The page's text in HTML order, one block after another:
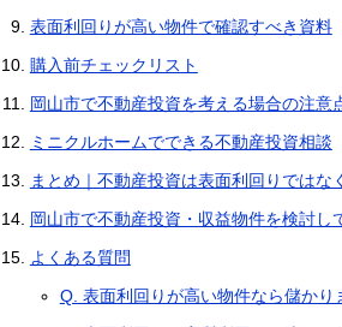
表面利回りが高い物件で確認すべき資料
購入前チェックリスト
岡山市で不動産投資を考える場合の注意
ミニクルホームでできる不動産投資相談
まとめ｜不動産投資は表面利回りではな
岡山市で不動産投資・収益物件を検討し
よくある質問
Q. 表面利回りが高い物件なら儲かり